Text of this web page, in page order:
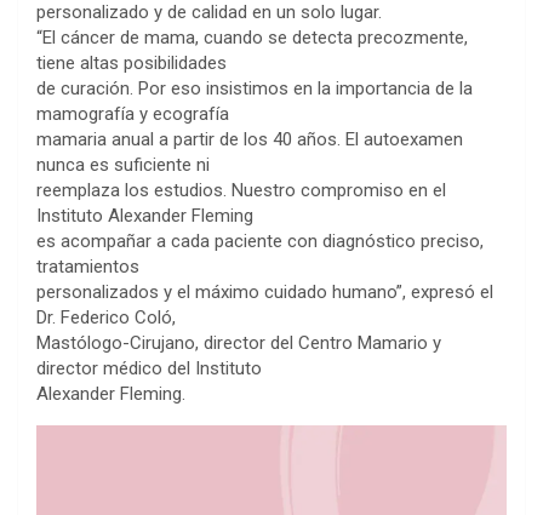
personalizado y de calidad en un solo lugar.
“El cáncer de mama, cuando se detecta precozmente,
tiene altas posibilidades
de curación. Por eso insistimos en la importancia de la
mamografía y ecografía
mamaria anual a partir de los 40 años. El autoexamen
nunca es suficiente ni
reemplaza los estudios. Nuestro compromiso en el
Instituto Alexander Fleming
es acompañar a cada paciente con diagnóstico preciso,
tratamientos
personalizados y el máximo cuidado humano”, expresó el
Dr. Federico Coló,
Mastólogo-Cirujano, director del Centro Mamario y
director médico del Instituto
Alexander Fleming.